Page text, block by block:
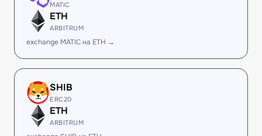
MATIC
ETH
ARBITRUM
exchange MATIC на ETH →
SHIB
ERC20
ETH
ARBITRUM